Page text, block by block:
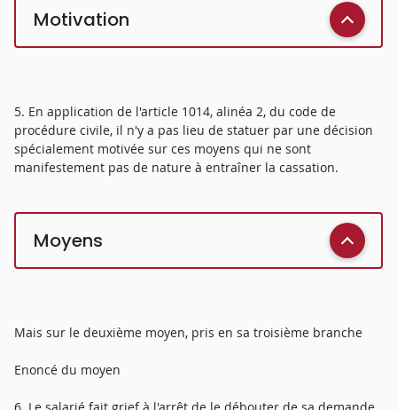
Motivation
5. En application de l'article 1014, alinéa 2, du code de
procédure civile, il n'y a pas lieu de statuer par une décision
spécialement motivée sur ces moyens qui ne sont
manifestement pas de nature à entraîner la cassation.
Moyens
Mais sur le deuxième moyen, pris en sa troisième branche
Enoncé du moyen